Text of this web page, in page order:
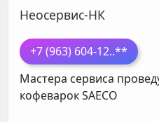
Неосервис-НК
+7 (963) 604-12..**
Мастера сервиса
кофеварокSAECO